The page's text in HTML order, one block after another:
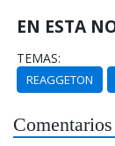
EN ESTA
TEMAS:
REAGGETON
Comentarios